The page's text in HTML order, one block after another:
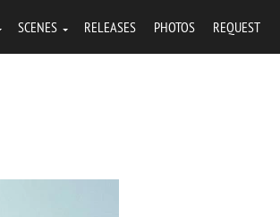
SCENES RELEASES PHOTOS REQUEST